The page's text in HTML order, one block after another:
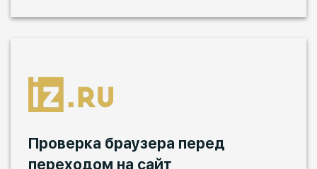
Проверка браузера перед
переходом на сайт